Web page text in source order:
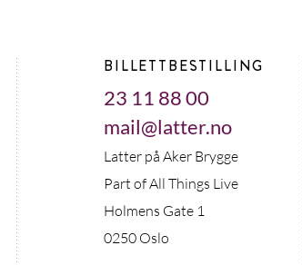
BILLETTBESTILLING
23 11 88 00
mail@latter.no
Latter på Aker Brygge
Part of All Things Live
Holmens Gate 1
0250 Oslo